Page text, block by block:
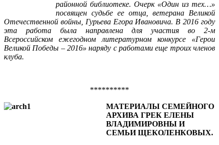
районной библиотеке. Очерк «Один из тех…»
посвящен судьбе ее отца, ветерана Великой
Отечественной войны, Гурьева Егора Ивановича. В 2016 году
эта работа была направлена для участия во 2-м
Всероссийском ежегодном литературном конкурсе «Герои
Великой Победы – 2016» наряду с работами еще троих членов
клуба.
**********
МАТЕРИАЛЫ СЕМЕЙНОГО
АРХИВА ГРЕК ЕЛЕНЫ
ВЛАДИМИРОВНЫ И
СЕМЬИ ЩЕКОЛЕНКОВЫХ.